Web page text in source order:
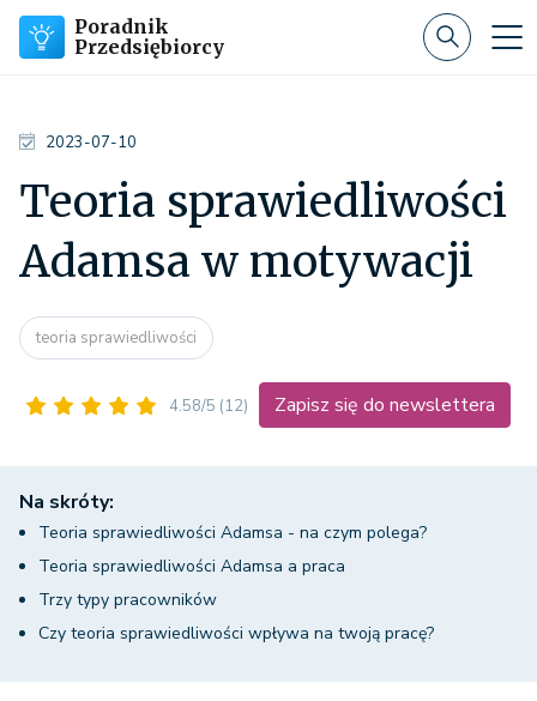
Poradnik
Przedsiębiorcy
2023-07-10
Teoria sprawiedliwości
Adamsa w motywacji
teoria sprawiedliwości
4.58/5 (12) Zapisz się do newslettera
Na skróty:
Teoria sprawiedliwości Adamsa - na czym polega?
Teoria sprawiedliwości Adamsa a praca
Trzy typy pracowników
Czy teoria sprawiedliwości wpływa na twoją pracę?